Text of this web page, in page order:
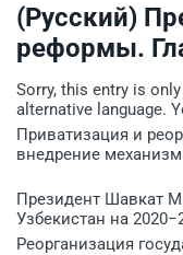
(Русский)
реформы.
Sorry, this entry is
alternative language.
Приватизация и
внедрение
Президент Шавкат
Узбекистан на
Реорганизация